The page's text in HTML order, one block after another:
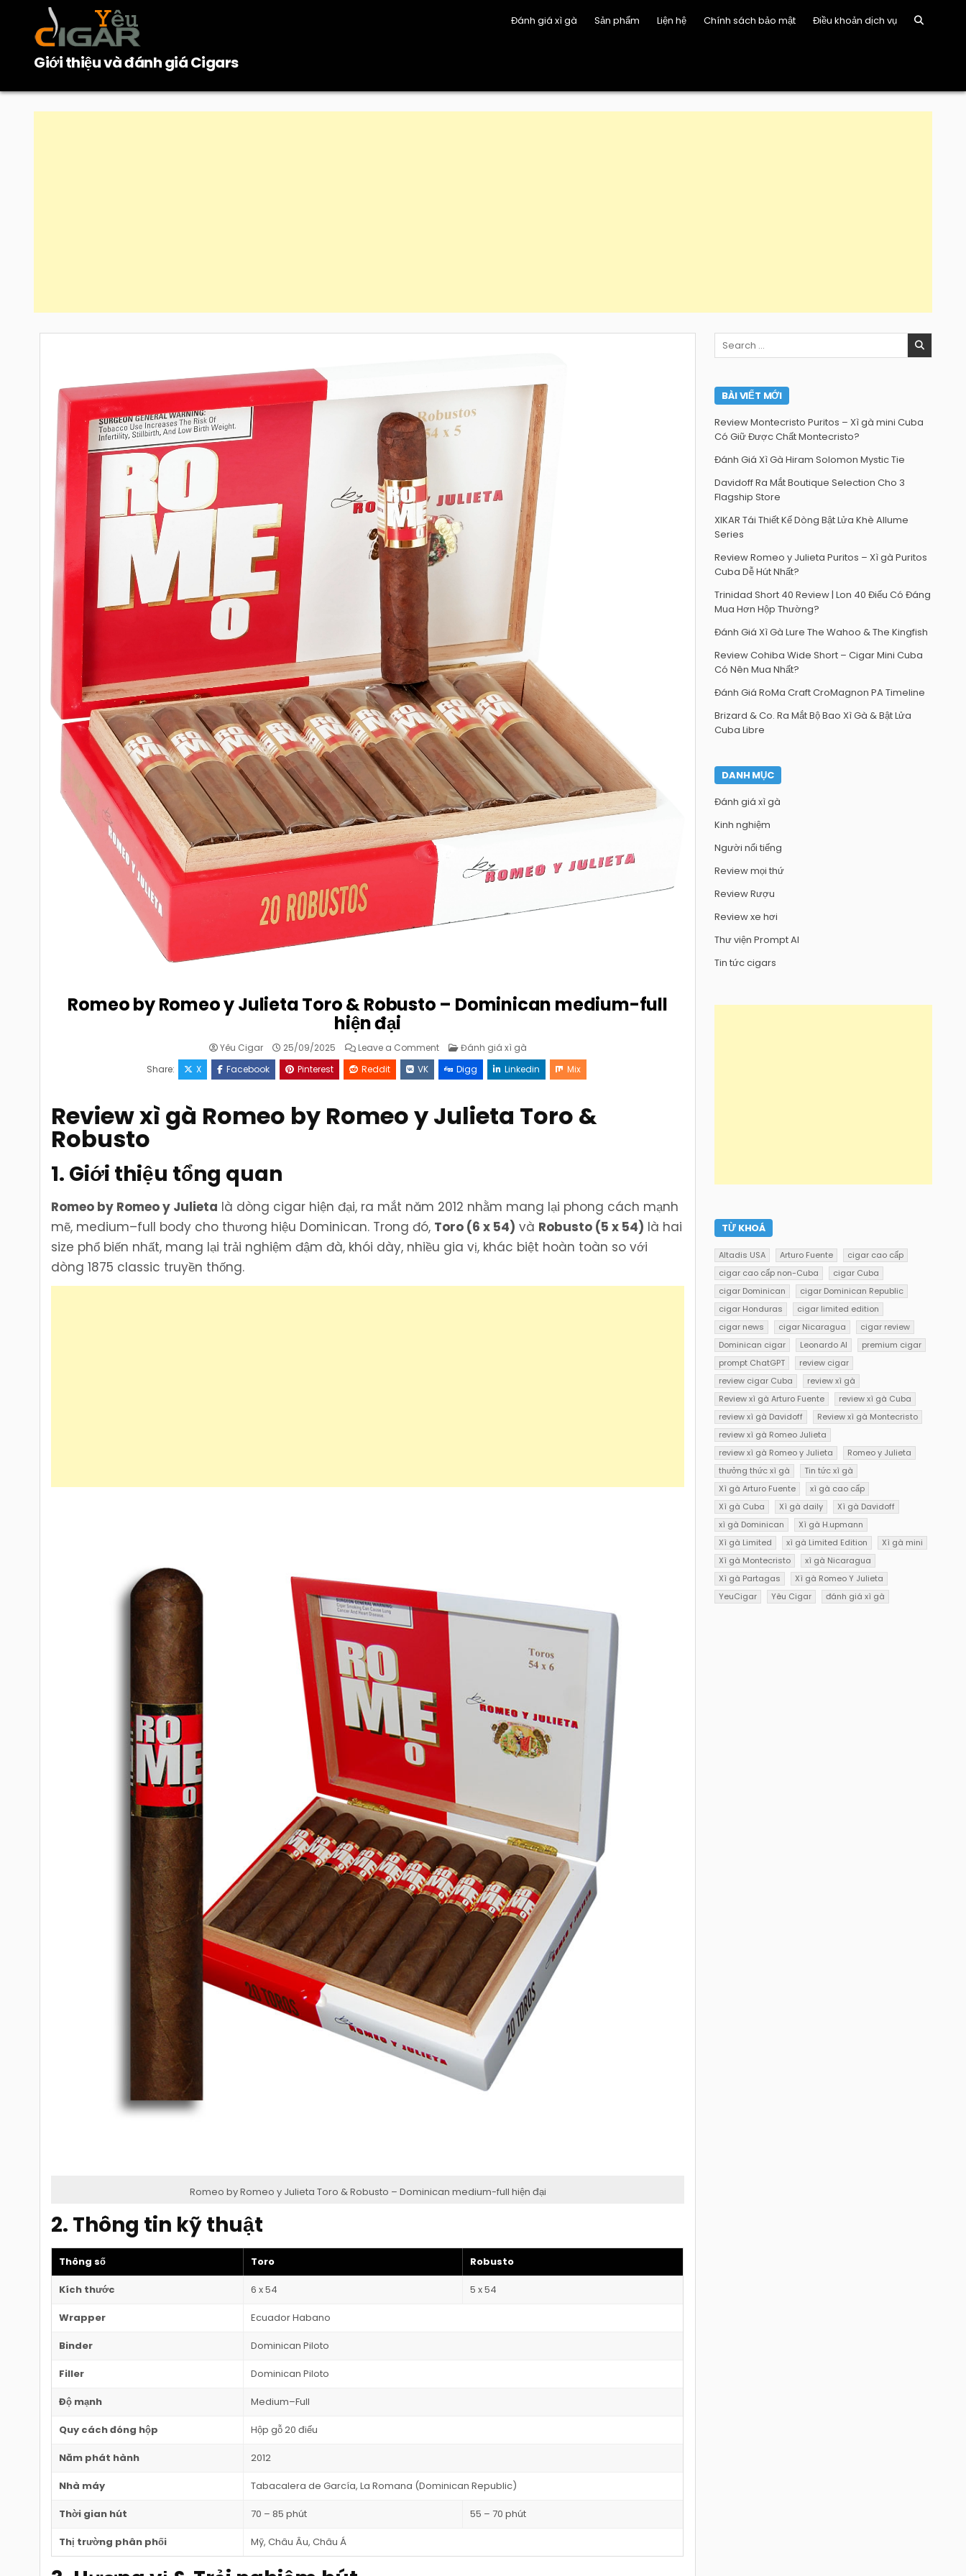
content
Giới thiệu và đánh giá Cigars
Đánh giá xì gà Sản phẩm Liện hệ Chính sách bảo mật Điều khoản dịch vụ
Romeo by Romeo y Julieta Toro & Robusto – Dominican medium-full
hiện đại
Yêu Cigar 25/09/2025 Leave a Commenton
Romeo
by
Romeo
y
&
Robusto
–
Posted
Đánh giá xì gà
Share:
X Facebook Pinterest Reddit VK Digg Linkedin Mix
Review xì gà Romeo by Romeo y Julieta Toro &
Robusto
1. Giới thiệu tổng quan
Romeo by Romeo y Julieta là dòng cigar hiện đại, ra mắt năm 2012 nhằm mang lại phong cách mạnh
mẽ, medium–full body cho thương hiệu Dominican. Trong đó, Toro (6 x 54) và Robusto (5 x 54) là hai
size phổ biến nhất, mang lại trải nghiệm đậm đà, khói dày, nhiều gia vị, khác biệt hoàn toàn so với
dòng 1875 classic truyền thống.
Romeo by Romeo y Julieta Toro & Robusto – Dominican medium-full hiện đại
2. Thông tin kỹ thuật
Thông số Toro Robusto
Kích thước 6 x 54 5 x 54
Wrapper Ecuador Habano
Binder Dominican Piloto
Filler Dominican Piloto
Độ mạnh Medium–Full
Quy cách đóng hộp Hộp gỗ 20 điếu
Năm phát hành 2012
Nhà máy Tabacalera de García, La Romana (Dominican Republic)
Thời gian hút 70 – 85 phút 55 – 70 phút
Thị trường phân phối Mỹ, Châu Âu, Châu Á
Search
for:
BÀI VIẾT MỚI
Review Montecristo Puritos – Xì gà mini Cuba
Có Giữ Được Chất Montecristo?
Đánh Giá Xì Gà Hiram Solomon Mystic Tie
Davidoff Ra Mắt Boutique Selection Cho 3
Flagship Store
XIKAR Tái Thiết Kế Dòng Bật Lửa Khè Allume
Series
Review Romeo y Julieta Puritos – Xì gà Puritos
Cuba Dễ Hút Nhất?
Trinidad Short 40 Review | Lon 40 Điếu Có Đáng
Mua Hơn Hộp Thường?
Đánh Giá Xì Gà Lure The Wahoo & The Kingfish
Review Cohiba Wide Short – Cigar Mini Cuba
Có Nên Mua Nhất?
Đánh Giá RoMa Craft CroMagnon PA Timeline
Brizard & Co. Ra Mắt Bộ Bao Xì Gà & Bật Lửa
Cuba Libre
DANH MỤC
Đánh giá xì gà
Kinh nghiệm
Người nổi tiếng
Review mọi thứ
Review Rượu
Review xe hơi
Thư viện Prompt AI
Tin tức cigars
TỪ KHOÁ
Altadis USA Arturo Fuente
cigar cao cấp
cigar cao cấp non-Cuba
cigar Cuba
cigar Dominican
cigar Dominican Republic
cigar Honduras
cigar limited edition
cigar news
cigar Nicaragua
cigar review
Dominican cigar
Leonardo AI
premium cigar
prompt ChatGPT
review cigar
review cigar Cuba
review xì gà
Review xì gà Arturo Fuente
review xì gà Cuba
review xì gà Davidoff
Review xì gà Montecristo
review xì gà Romeo Julieta
review xì gà Romeo y Julieta
Romeo y Julieta
thưởng thức xì gà
Tin tức xì gà
Xì gà Arturo Fuente
xì gà cao cấp
Xì gà Cuba
Xì gà daily
Xì gà Davidoff
xì gà Dominican
Xì gà H.upmann
Xì gà Limited
xì gà Limited Edition
Xì gà mini
Xì gà Montecristo
xì gà Nicaragua
Xì gà Partagas
Xì gà Romeo Y Julieta
YeuCigar
Yêu Cigar đánh giá xì gà